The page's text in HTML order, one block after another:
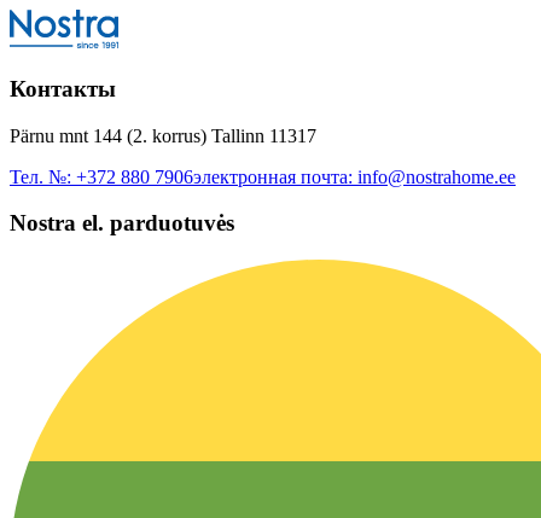
Контакты
Pärnu mnt 144 (2. korrus) Tallinn 11317
Тел. №: +372 880 7906электронная почта: info@nostrahome.ee
Nostra el. parduotuvės